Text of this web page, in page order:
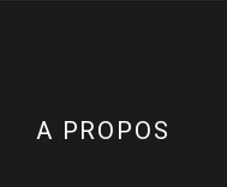
A PROPOS